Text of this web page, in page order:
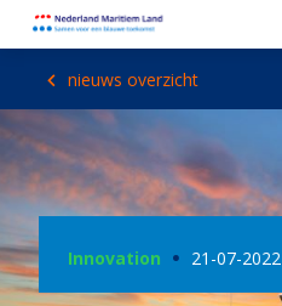
nieuws overzicht
Innovation 21-07-2022